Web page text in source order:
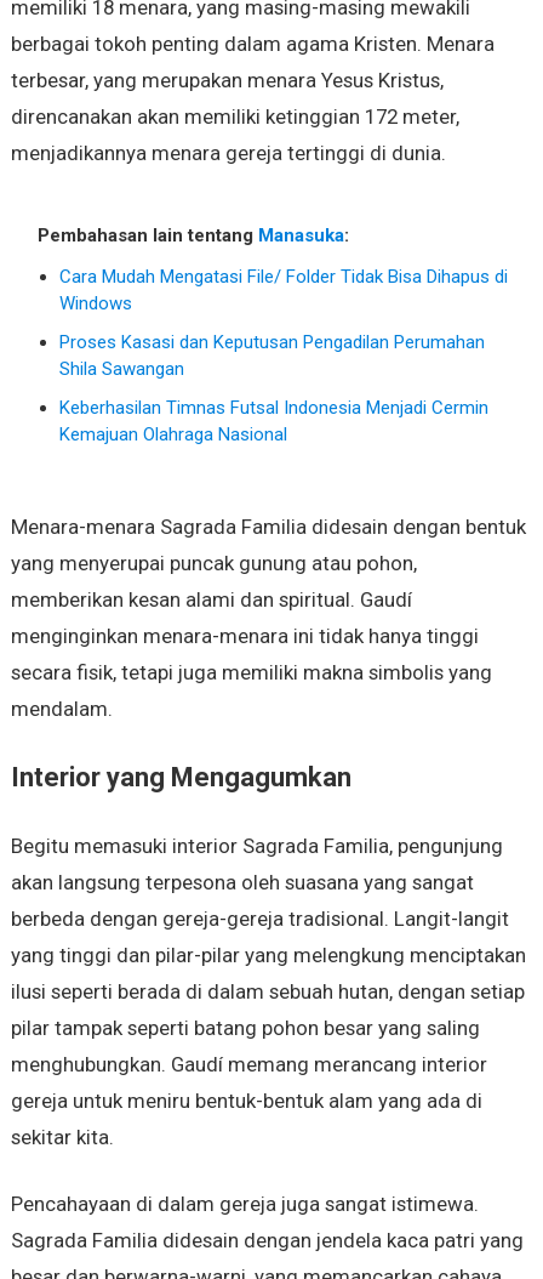
memiliki 18 menara, yang masing-masing mewakili
berbagai tokoh penting dalam agama Kristen. Menara
terbesar, yang merupakan menara Yesus Kristus,
direncanakan akan memiliki ketinggian 172 meter,
menjadikannya menara gereja tertinggi di dunia.
Pembahasan lain tentang Manasuka:
Cara Mudah Mengatasi File/ Folder Tidak Bisa Dihapus di
Windows
Proses Kasasi dan Keputusan Pengadilan Perumahan
Shila Sawangan
Keberhasilan Timnas Futsal Indonesia Menjadi Cermin
Kemajuan Olahraga Nasional
Menara-menara Sagrada Familia didesain dengan bentuk
yang menyerupai puncak gunung atau pohon,
memberikan kesan alami dan spiritual. Gaudí
menginginkan menara-menara ini tidak hanya tinggi
secara fisik, tetapi juga memiliki makna simbolis yang
mendalam.
Interior yang Mengagumkan
Begitu memasuki interior Sagrada Familia, pengunjung
akan langsung terpesona oleh suasana yang sangat
berbeda dengan gereja-gereja tradisional. Langit-langit
yang tinggi dan pilar-pilar yang melengkung menciptakan
ilusi seperti berada di dalam sebuah hutan, dengan setiap
pilar tampak seperti batang pohon besar yang saling
menghubungkan. Gaudí memang merancang interior
gereja untuk meniru bentuk-bentuk alam yang ada di
sekitar kita.
Pencahayaan di dalam gereja juga sangat istimewa.
Sagrada Familia didesain dengan jendela kaca patri yang